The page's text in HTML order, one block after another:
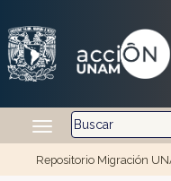
Repositorio Migración